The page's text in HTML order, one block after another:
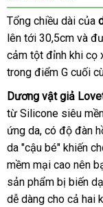
tả
Tổng chiều dài Thái
Lan
của
lên tới 30,5cm giá
rẻ
và
cảm tột đỉnh khi cọ
trong điểm G cuối
Dương vật giả
từ Silicone siêu
ứng dađẹp
, có độ đàn
da "cậu bé" khiến
mềm mại cao nên
sản phẩm bị biến
dễ dàng cho cả hai